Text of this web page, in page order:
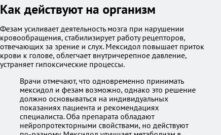
Как действуют на организм
Фезам усиливает деятельность мозга при нарушении
кровообращения, стабилизирует работу рецепторов,
отвечающих за зрение и слух. Мексидол повышает приток
крови к голове, облегчает внутричерепное давление,
устраняет гипоксические процессы.
Врачи отмечают, что одновременно принимать
мексидол и фезам возможно, однако это решение
должно основываться на индивидуальных
показаниях пациента и рекомендациях
специалиста. Оба препарата обладают
нейропротекторными свойствами, но действуют